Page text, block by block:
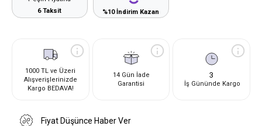
6 Taksit
%10 İndirim Kazan
1000 TL ve Üzeri
Alışverişlerinizde
Kargo BEDAVA!
14 Gün İade
Garantisi
3
İş Gününde Kargo
Fiyat Düşünce Haber Ver